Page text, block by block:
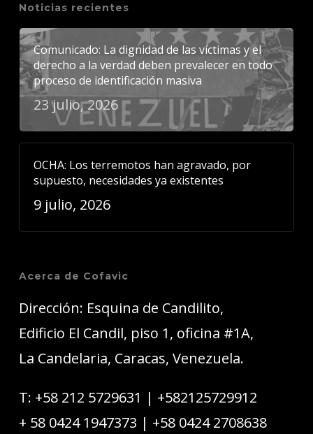
Noticias recientes
Comunicado: La dignidad de las víctimas y el
derecho a la verdad deben prevalecer en todo
proceso de identificación masiva
23 julio, 2026
OCHA: Los terremotos han agravado, por
supuesto, necesidades ya existentes
9 julio, 2026
Acerca de Cofavic
Dirección: Esquina de Candilito,
Edificio El Candil, piso 1, oficina #1A,
La Candelaria, Caracas, Venezuela.
T: +58 212 5729631 | +582125729912
+ 58 0424 1947373 | +58 0424 2708638